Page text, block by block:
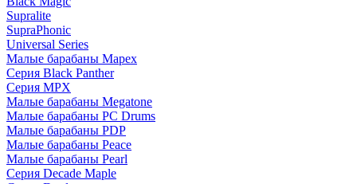
Supralite
SupraPhonic
Universal Series
Малые барабаны Mapex
Серия Black Panther
Серия MPX
Малые барабаны Megatone
Малые барабаны PC Drums
Малые барабаны PDP
Малые барабаны Peace
Малые барабаны Pearl
Серия Decade Maple